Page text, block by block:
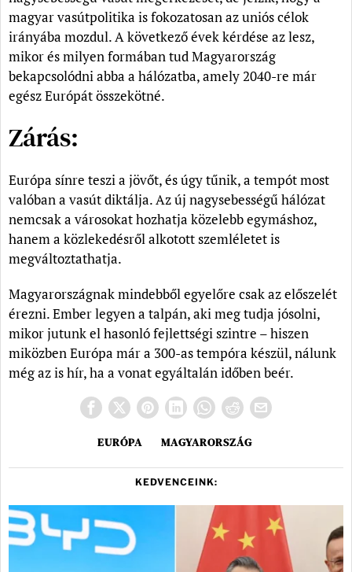
magyar vasútpolitika is fokozatosan az uniós célok
irányába mozdul. A következő évek kérdése az lesz,
mikor és milyen formában tud Magyarország
bekapcsolódni abba a hálózatba, amely 2040-re már
egész Európát összekötné.
Zárás:
Európa sínre teszi a jövőt, és úgy tűnik, a tempót most
valóban a vasút diktálja. Az új nagysebességű hálózat
nemcsak a városokat hozhatja közelebb egymáshoz,
hanem a közlekedésről alkotott szemléletet is
megváltoztathatja.
Magyarországnak mindebből egyelőre csak az előszelét
érezni. Ember legyen a talpán, aki meg tudja jósolni,
mikor jutunk el hasonló fejlettségi szintre – hiszen
miközben Európa már a 300-as tempóra készül, nálunk
még az is hír, ha a vonat egyáltalán időben beér.
EURÓPA MAGYARORSZÁG
KEDVENCEINK: